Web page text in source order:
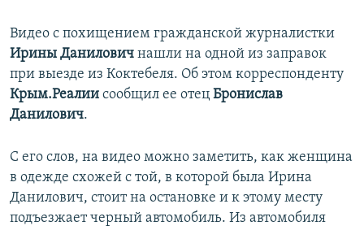
Видео с похищением гражданской журналистки
Ирины Данилович нашли на одной из заправок
при выезде из Коктебеля. Об этом корреспонденту
Крым.Реалии сообщил ее отец Бронислав
Данилович.
С его слов, на видео можно заметить, как женщина
в одежде схожей с той, в которой была Ирина
Данилович, стоит на остановке и к этому месту
подъезжает черный автомобиль. Из автомобиля